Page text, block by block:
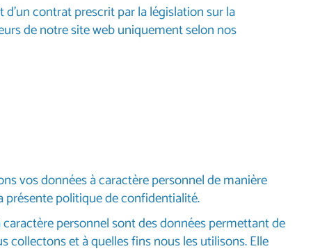
contrat prescrit par la législation sur la
de notre site web uniquement selon nos
vos données à caractère personnel de manière
politique de confidentialité.
personnel sont des données permettant de
et à quelles fins nous les utilisons. Elle